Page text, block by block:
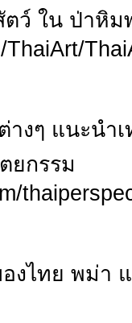
ตว์ ใน ป่าหิ
งๆ แนะนำ
ยกรรม
งไทย พม่า